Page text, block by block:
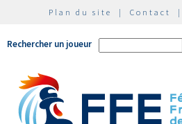
Plan du site | Contact
Rechercher un joueur